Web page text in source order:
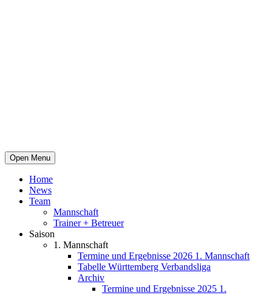
Open Menu
Home
News
Team
Mannschaft
Trainer + Betreuer
Saison
1. Mannschaft
Termine und Ergebnisse 2026 1. Mannschaft
Tabelle Württemberg Verbandsliga
Archiv
Termine und Ergebnisse 2025 1.